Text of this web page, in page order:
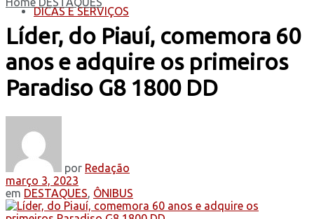
DICAS E SERVIÇOS
Líder, do Piauí, comemora 60
anos e adquire os primeiros
Paradiso G8 1800 DD
por Redação
março 3, 2023
em DESTAQUES, ÔNIBUS